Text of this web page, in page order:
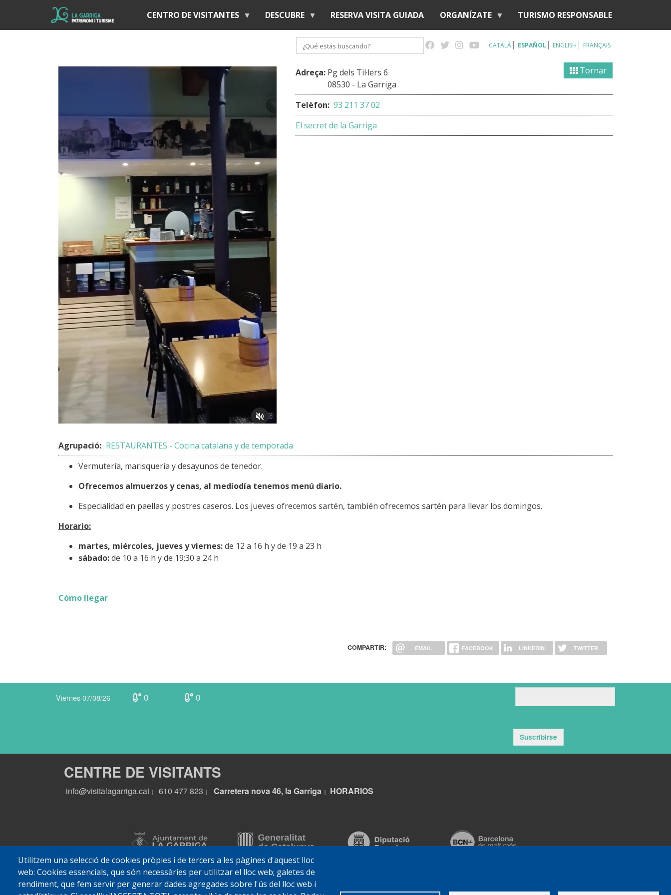
al
contenido
principal
CENTRO DE VISITANTES DESCUBRE RESERVA VISITA GUIADA ORGANÍZATE TURISMO RESPONSABLE
CATALÀ ESPAÑOL ENGLISH FRANÇAIS
Buscar
Tornar
Adreça: Pg dels Til·lers 6
08530 - La Garriga
Telèfon: 93 211 37 02
El secret de la Garriga
Agrupació: RESTAURANTES - Cocina catalana y de temporada
Vermutería, marisquería y desayunos de tenedor.
Ofrecemos almuerzos y cenas, al mediodía tenemos menú diario.
Especialidad en paellas y postres caseros. Los jueves ofrecemos sartén, también ofrecemos sartén para llevar los domingos.
Horario:
martes, miércoles, jueves y viernes:de 12 a 16 h y de 19 a 23 h
sábado:de 10 a 16 h y de 19:30 a 24 h
Cómo llegar
COMPARTIR: EMAIL FACEBOOK LINKEDIN TWITTER
Utilitzem una selecció de cookies pròpies i de tercers a les pàgines d'aquest lloc
web: Cookies essencials, que són necessàries per utilitzar el lloc web; galetes de
rendiment, que fem servir per generar dades agregades sobre l'ús del lloc web i
Viernes 07/08/26 0 0
Suscribirse
CENTRE DE VISITANTS
info@visitalagarriga.cat 610 477 823 Carretera nova 46, la Garriga HORARIOS